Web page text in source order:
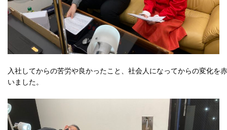
入社してからの苦労や良かったこと、社会人になってからの変化を
いました。